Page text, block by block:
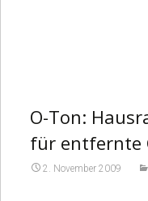
O-Ton:
für entfernte
2. November 2009